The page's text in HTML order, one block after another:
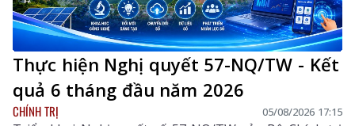
Thực hiện Nghị quyết 57-NQ/TW - Kết
quả 6 tháng đầu năm 2026
CHÍNH TRỊ 05/08/2026 17:15